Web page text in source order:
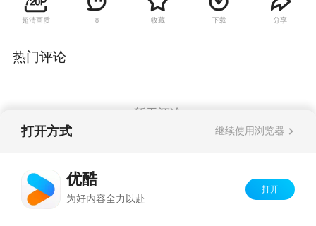
超清画质 8 收藏 下载 分享
热门评论
暂无评论
打开方式 继续使用浏览器
优酷
为好内容全力以赴
打开